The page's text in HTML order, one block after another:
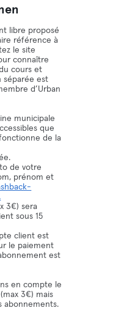
libre proposé
référence à
le site
connaître
cours et
séparée est
d’Urban
municipale
que
de la
de votre
prénom et
3€) sera
sous 15
client est
le paiement
est
en compte le
3€) mais
abonnements.